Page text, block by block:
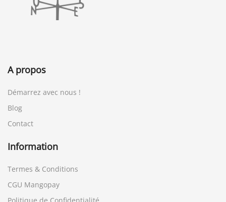
A propos
Démarrez avec nous !
Blog
Contact
Information
Termes & Conditions
CGU Mangopay
Politique de Confidentialité